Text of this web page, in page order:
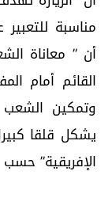
مناسبة
أن ” معاناة
القائم أمام
وتمكين
يشكل قلقا
الإفريقية” حسب